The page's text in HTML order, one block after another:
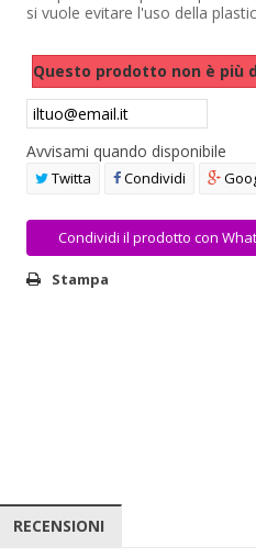
si vuole evitare l'uso della
Questo prodotto non è più
Avvisami quando disponibile
Twitta Condividi
Condividi il prodotto con
Stampa
RECENSIONI